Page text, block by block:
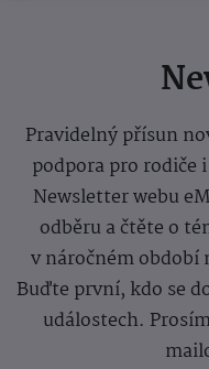
Pravidelný přísun
podpora pro rodiče
Newsletter webu
odběru a čtěte o
v náročném
Buďte první, kdo se
událostech.